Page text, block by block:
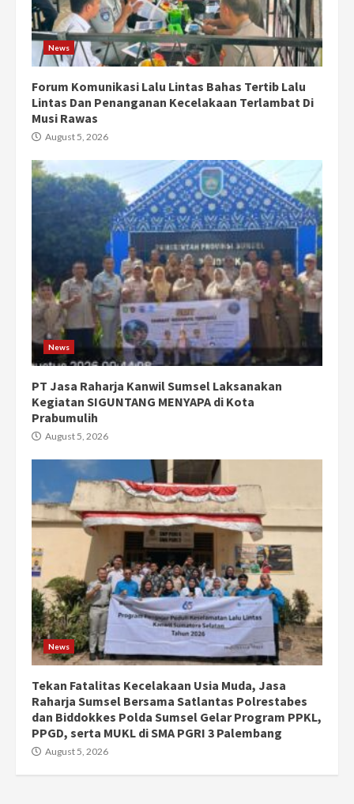
News
Forum Komunikasi Lalu Lintas Bahas Tertib Lalu
Lintas Dan Penanganan Kecelakaan Terlambat Di
Musi Rawas
August 5, 2026
News
PT Jasa Raharja Kanwil Sumsel Laksanakan
Kegiatan SIGUNTANG MENYAPA di Kota
Prabumulih
August 5, 2026
News
Tekan Fatalitas Kecelakaan Usia Muda, Jasa
Raharja Sumsel Bersama Satlantas Polrestabes
dan Biddokkes Polda Sumsel Gelar Program PPKL,
PPGD, serta MUKL di SMA PGRI 3 Palembang
August 5, 2026